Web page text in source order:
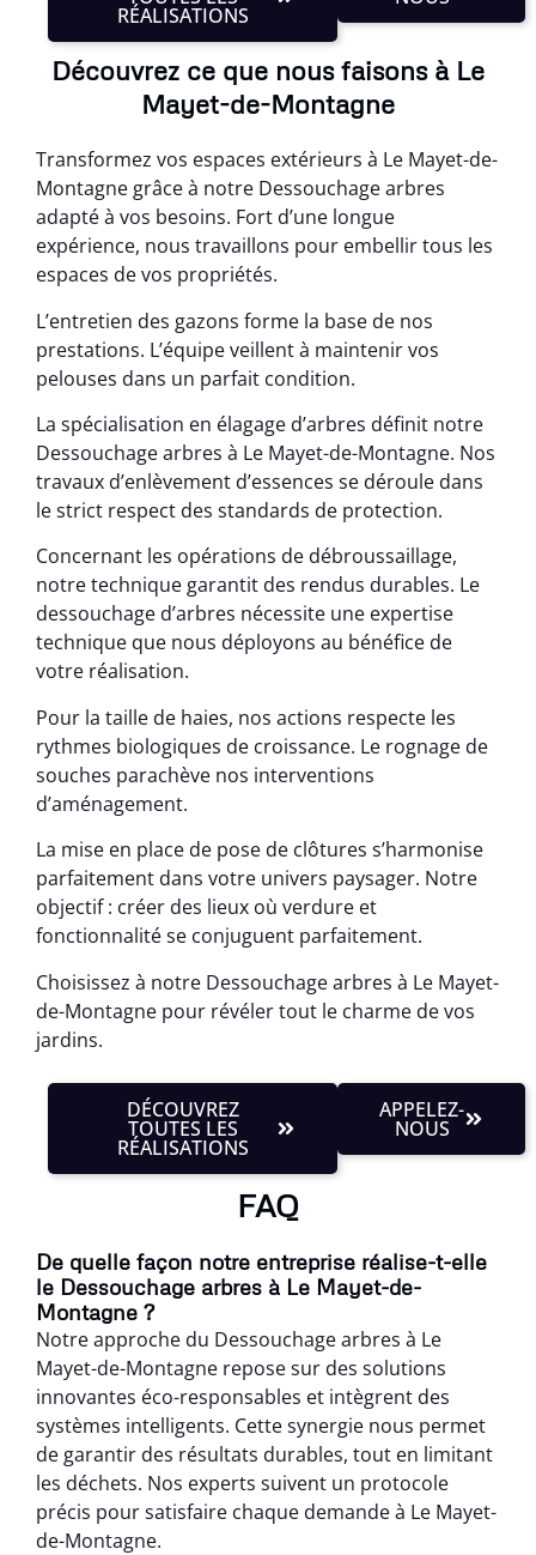
RÉALISATIONS
Découvrez ce que nous faisons à Le
Mayet-de-Montagne
Transformez vos espaces extérieurs à Le Mayet-de-
Montagne grâce à notre Dessouchage arbres
adapté à vos besoins. Fort d’une longue
expérience, nous travaillons pour embellir tous les
espaces de vos propriétés.
L’entretien des gazons forme la base de nos
prestations. L’équipe veillent à maintenir vos
pelouses dans un parfait condition.
La spécialisation en élagage d’arbres définit notre
Dessouchage arbres à Le Mayet-de-Montagne. Nos
travaux d’enlèvement d’essences se déroule dans
le strict respect des standards de protection.
Concernant les opérations de débroussaillage,
notre technique garantit des rendus durables. Le
dessouchage d’arbres nécessite une expertise
technique que nous déployons au bénéfice de
votre réalisation.
Pour la taille de haies, nos actions respecte les
rythmes biologiques de croissance. Le rognage de
souches parachève nos interventions
d’aménagement.
La mise en place de pose de clôtures s’harmonise
parfaitement dans votre univers paysager. Notre
objectif : créer des lieux où verdure et
fonctionnalité se conjuguent parfaitement.
Choisissez à notre Dessouchage arbres à Le Mayet-
de-Montagne pour révéler tout le charme de vos
jardins.
DÉCOUVREZ
TOUTES LES
RÉALISATIONS
APPELEZ-
NOUS
FAQ
De quelle façon notre entreprise réalise-t-elle
le Dessouchage arbres à Le Mayet-de-
Montagne ?
Notre approche du Dessouchage arbres à Le
Mayet-de-Montagne repose sur des solutions
innovantes éco-responsables et intègrent des
systèmes intelligents. Cette synergie nous permet
de garantir des résultats durables, tout en limitant
les déchets. Nos experts suivent un protocole
précis pour satisfaire chaque demande à Le Mayet-
de-Montagne.